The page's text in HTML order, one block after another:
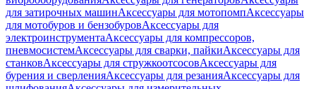
для затирочных машинАксессуары для мотопомпАксессуары
для мотобуров и бензобуровАксессуары для
электроинструментаАксессуары для компрессоров,
пневмосистемАксессуары для сварки, пайкиАксессуары для
станковАксессуары для стружкоотсосовАксессуары для
бурения и сверленияАксессуары для резанияАксессуары для